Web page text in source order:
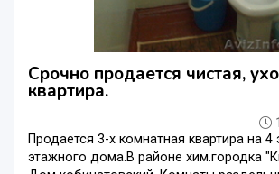
Срочно продается чистая,
квартира.
Продается 3-х комнатная квартира на 4
этажного дома.В районе хим.городка